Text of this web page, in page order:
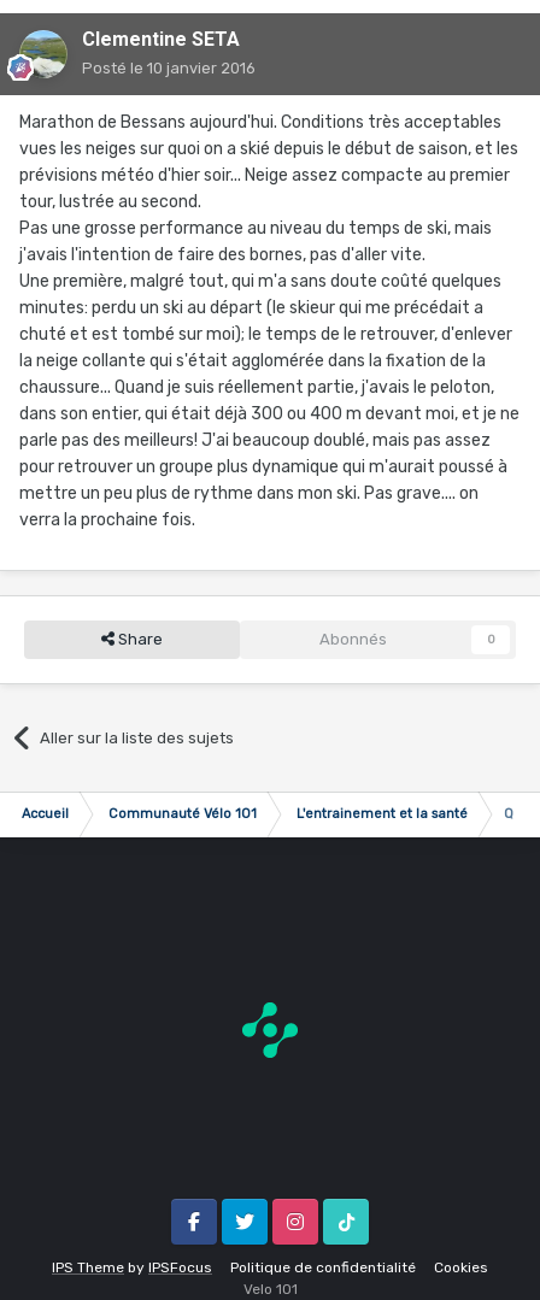
Clementine SETA
Posté le 10 janvier 2016
Marathon de Bessans aujourd'hui. Conditions très acceptables
vues les neiges sur quoi on a skié depuis le début de saison, et les
prévisions météo d'hier soir... Neige assez compacte au premier
tour, lustrée au second.
Pas une grosse performance au niveau du temps de ski, mais
j'avais l'intention de faire des bornes, pas d'aller vite.
Une première, malgré tout, qui m'a sans doute coûté quelques
minutes: perdu un ski au départ (le skieur qui me précédait a
chuté et est tombé sur moi); le temps de le retrouver, d'enlever
la neige collante qui s'était agglomérée dans la fixation de la
chaussure... Quand je suis réellement partie, j'avais le peloton,
dans son entier, qui était déjà 300 ou 400 m devant moi, et je ne
parle pas des meilleurs! J'ai beaucoup doublé, mais pas assez
pour retrouver un groupe plus dynamique qui m'aurait poussé à
mettre un peu plus de rythme dans mon ski. Pas grave.... on
verra la prochaine fois.
Share Abonnés 0
Aller sur la liste des sujets
Accueil Communauté Vélo 101 L'entrainement et la santé Qui
IPS Theme by IPSFocus Politique de confidentialité Cookies
FacebookTwitter InstagramTik Tok
Velo 1O1